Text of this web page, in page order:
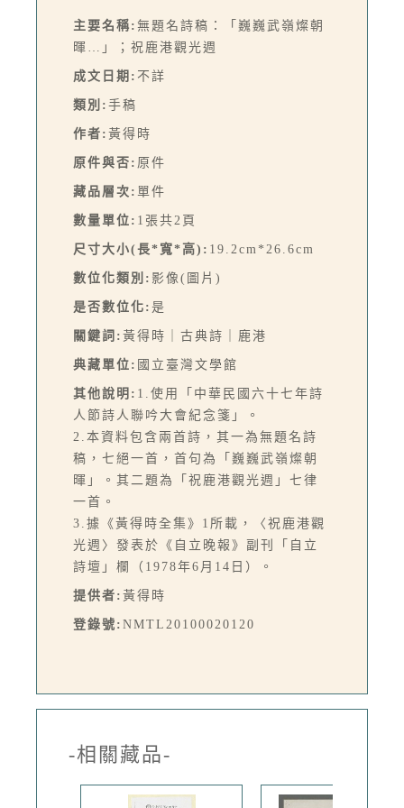
主要名稱: 無題名詩稿：「巍巍武嶺燦朝
暉…」；祝鹿港觀光週
成文日期: 不詳
類別: 手稿
作者: 黃得時
原件與否: 原件
藏品層次: 單件
數量單位: 1張共2頁
尺寸大小(長*寬*高): 19.2cm*26.6cm
數位化類別: 影像(圖片)
是否數位化: 是
關鍵詞: 黃得時｜古典詩｜鹿港
典藏單位: 國立臺灣文學館
其他說明: 1.使用「中華民國六十七年詩
人節詩人聯吟大會紀念箋」。
2.本資料包含兩首詩，其一為無題名詩
稿，七絕一首，首句為「巍巍武嶺燦朝
暉」。其二題為「祝鹿港觀光週」七律
一首。
3.據《黃得時全集》1所載，〈祝鹿港觀
光週〉發表於《自立晚報》副刊「自立
詩壇」欄（1978年6月14日）。
提供者: 黃得時
登錄號: NMTL20100020120
-相關藏品-